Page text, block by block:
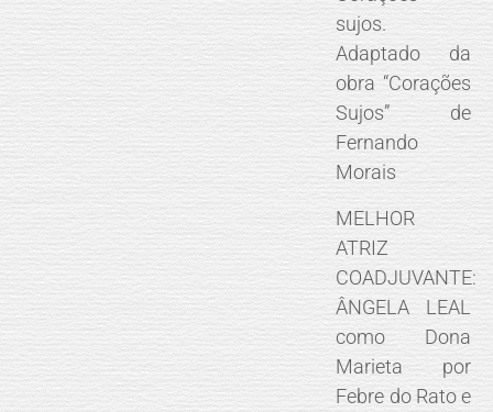
sujos.
Adaptado da
obra “Corações
Sujos” de
Fernando
Morais
MELHOR
ATRIZ
COADJUVANTE:
ÂNGELA LEAL
como Dona
Marieta por
Febre do Rato e